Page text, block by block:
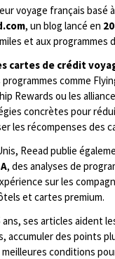
voyage français basé à
, un blog lancé en
et aux programmes
cartes de crédit
comme
Rewards ou les
concrètes pour
les récompenses des
Reead publie
, des analyses de
sur les
et cartes premium.
ans, ses articles aident
accumuler des points
conditions